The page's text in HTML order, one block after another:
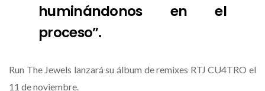
huminándonos en el
proceso”.
Run The Jewels lanzará su álbum de remixes RTJ CU4TRO el
11 de noviembre.